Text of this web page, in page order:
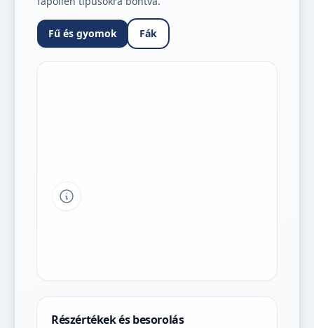
Fű és gyomok Fák
Tipp a grafikon jelmagyarázatához
Részértékek és besorolás